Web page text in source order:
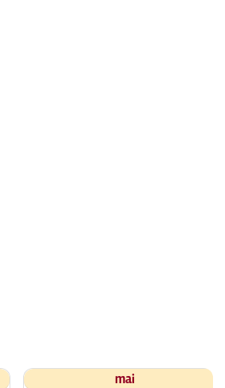
mai